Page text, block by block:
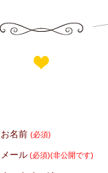
お名前(必須)
メール (必須)(非公開です)